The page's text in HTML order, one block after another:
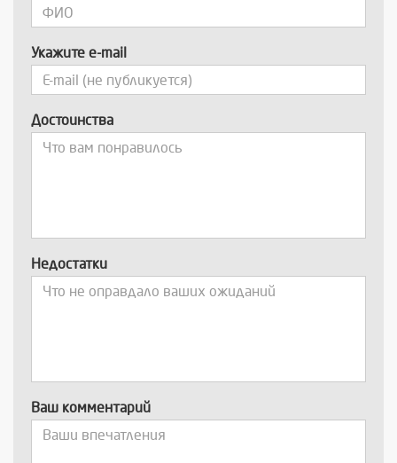
Укажите e-mail
Достоинства
Недостатки
Ваш комментарий